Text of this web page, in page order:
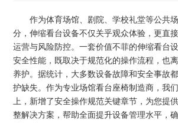
作为体育场馆、剧院、学校礼堂等公共场
分，伸缩看台设备不仅关乎观众体验，更直
运营与风险防控。一套价值不菲的伸缩看台
安全性能，既取决于规范化的操作流程，也
养护。据统计，大多数设备故障和安全事故
护缺失。作为专业场馆看台座椅制造商，我
上，新增了安全操作规范关键章节，为您提
整解决方案，帮助全面提升设备管理水平，